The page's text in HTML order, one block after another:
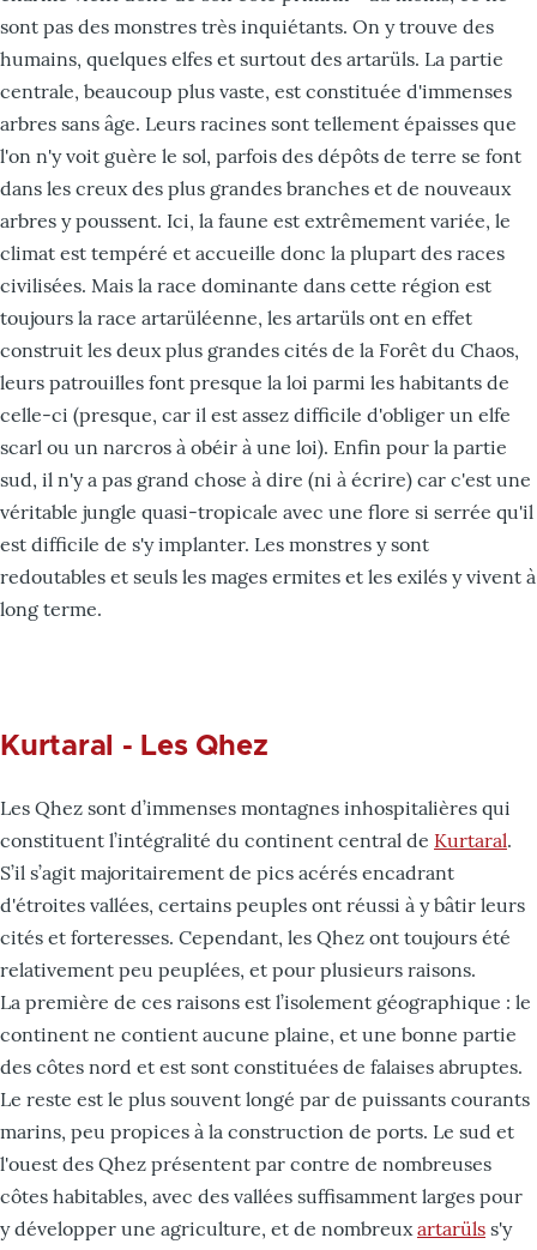
sont pas des monstres très inquiétants. On y trouve des
humains, quelques elfes et surtout des artarüls. La partie
centrale, beaucoup plus vaste, est constituée d'immenses
arbres sans âge. Leurs racines sont tellement épaisses que
l'on n'y voit guère le sol, parfois des dépôts de terre se font
dans les creux des plus grandes branches et de nouveaux
arbres y poussent. Ici, la faune est extrêmement variée, le
climat est tempéré et accueille donc la plupart des races
civilisées. Mais la race dominante dans cette région est
toujours la race artarüléenne, les artarüls ont en effet
construit les deux plus grandes cités de la Forêt du Chaos,
leurs patrouilles font presque la loi parmi les habitants de
celle-ci (presque, car il est assez difficile d'obliger un elfe
scarl ou un narcros à obéir à une loi). Enfin pour la partie
sud, il n'y a pas grand chose à dire (ni à écrire) car c'est une
véritable jungle quasi-tropicale avec une flore si serrée qu'il
est difficile de s'y implanter. Les monstres y sont
redoutables et seuls les mages ermites et les exilés y vivent à
long terme.
Kurtaral - Les Qhez
Les Qhez sont d’immenses montagnes inhospitalières qui
constituent l’intégralité du continent central de Kurtaral.
S’il s’agit majoritairement de pics acérés encadrant
d'étroites vallées, certains peuples ont réussi à y bâtir leurs
cités et forteresses. Cependant, les Qhez ont toujours été
relativement peu peuplées, et pour plusieurs raisons.
La première de ces raisons est l’isolement géographique : le
continent ne contient aucune plaine, et une bonne partie
des côtes nord et est sont constituées de falaises abruptes.
Le reste est le plus souvent longé par de puissants courants
marins, peu propices à la construction de ports. Le sud et
l'ouest des Qhez présentent par contre de nombreuses
côtes habitables, avec des vallées suffisamment larges pour
y développer une agriculture, et de nombreux artarüls s'y